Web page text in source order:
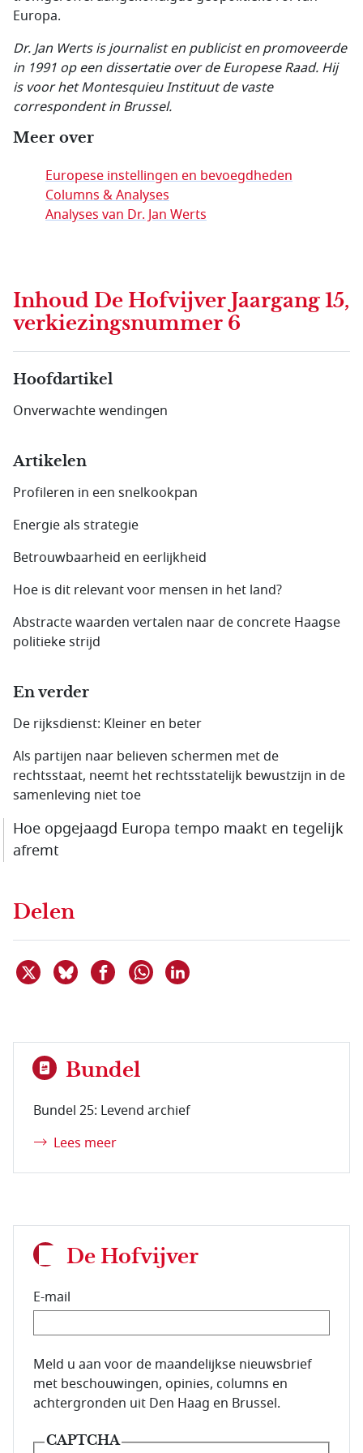
Europa.
Dr. Jan Werts is journalist en publicist en promoveerde
in 1991 op een dissertatie over de Europese Raad. Hij
is voor het Montesquieu Instituut de vaste
correspondent in Brussel.
Meer over
Europese instellingen en bevoegdheden
Columns & Analyses
Analyses van Dr. Jan Werts
Inhoud De Hofvijver Jaargang 15,
verkiezingsnummer 6
Hoofdartikel
Onverwachte wendingen
Artikelen
Profileren in een snelkookpan
Energie als strategie
Betrouwbaarheid en eerlijkheid
Hoe is dit relevant voor mensen in het land?
Abstracte waarden vertalen naar de concrete Haagse
politieke strijd
En verder
De rijksdienst: Kleiner en beter
Als partijen naar believen schermen met de
rechtsstaat, neemt het rechtsstatelijk bewustzijn in de
samenleving niet toe
Hoe opgejaagd Europa tempo maakt en tegelijk
afremt
Delen
Deel dit item op X
Deel dit item op Bluesky
Deel dit item op Facebook
Delen via WhatsApp
Bundel
Bundel 25: Levend archief
Lees meer
De Hofvijver
E-mail
E-mailadres van de abonnee.
Meld u aan voor de maandelijkse nieuwsbrief
met beschouwingen, opinies, columns en
achtergronden uit Den Haag en Brussel.
CAPTCHA